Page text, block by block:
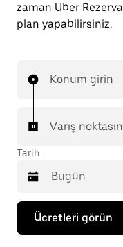
zaman Uber
plan yapabilirsiniz.
Konum girin
Varış
Tarih
Takvimle
etkileşime
geçmek
Ücretleri görün